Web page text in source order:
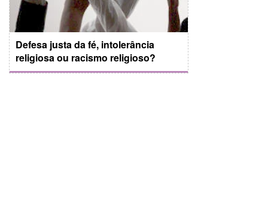
Defesa justa da fé, intolerância
religiosa ou racismo religioso?